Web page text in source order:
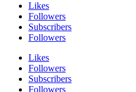
Likes
Followers
Subscribers
Followers
Likes
Followers
Subscribers
Followers